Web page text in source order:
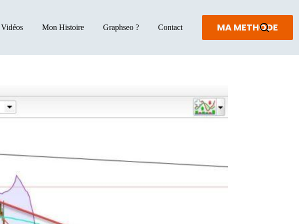
Vidéos Mon Histoire Graphseo ? Contact MA METHODE